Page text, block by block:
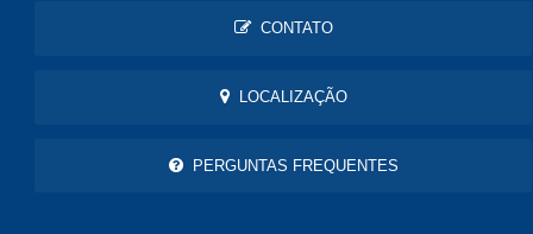
CONTATO
LOCALIZAÇÃO
PERGUNTAS FREQUENTES